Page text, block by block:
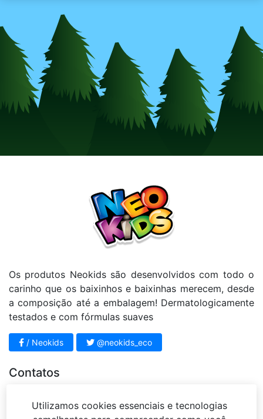
Os produtos Neokids são desenvolvidos com todo o
carinho que os baixinhos e baixinhas merecem, desde
a composição até a embalagem! Dermatologicamente
testados e com fórmulas suaves
/ Neokids @neokids_eco
Contatos
sac@mariahbeleza.com.br
Utilizamos cookies essenciais e tecnologias